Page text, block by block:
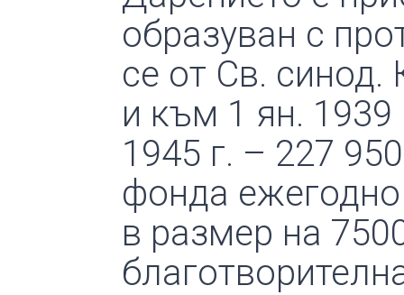
образуван с
се от Св. синод.
и към 1 ян. 1939
1945 г. – 227
фонда
в размер на